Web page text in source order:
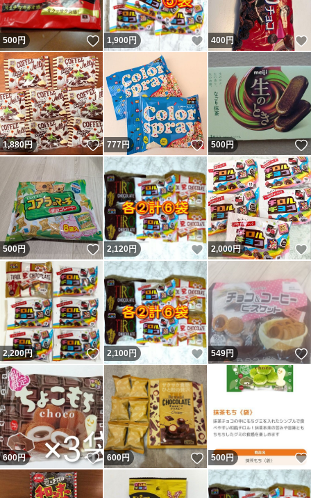
500円 いいね！
1,900円 いいね！
400円
1,880円 いいね！
777円 いいね！
500円
500円 いいね！
2,120 円 いいね！
2,000円
2,200円 いいね！
2,100 円 いいね！
549円
600円 いいね！
600円 いいね！
500円